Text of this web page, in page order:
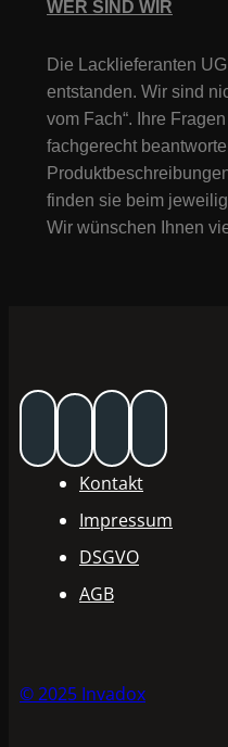
WER SIND WIR
Die Lacklieferanten
entstanden. Wir sind
vom Fach“. Ihre
fachgerecht
finden sie beim
Wir wünschen Ihnen
Kontakt
Impressum
DSGVO
AGB
© 2025 Invadox